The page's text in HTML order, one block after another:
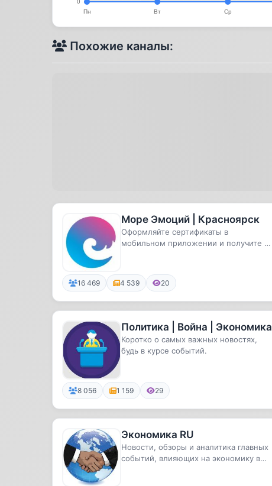
Похожие каналы:
Море Эмоций | Красноярск
Оформляйте сертификаты в
мобильном приложении и получите 🎉
16 469 4 539 20
Политика | Война | Экономика
Коротко о самых важных новостях,
будь в курсе событий.
8 056 1 159 29
Экономика RU
Новости, обзоры и аналитика главных
событий, влияющих на экономику в